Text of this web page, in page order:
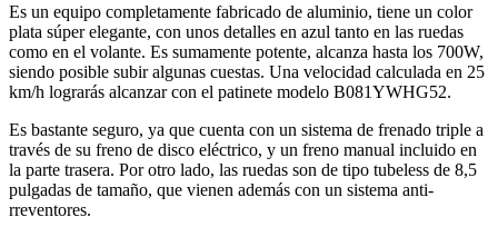
Es un equipo completamente fabricado de aluminio, tiene un color
plata súper elegante, con unos detalles en azul tanto en las ruedas
como en el volante. Es sumamente potente, alcanza hasta los 700W,
siendo posible subir algunas cuestas. Una velocidad calculada en 25
km/h lograrás alcanzar con el patinete modelo B081YWHG52.
Es bastante seguro, ya que cuenta con un sistema de frenado triple a
través de su freno de disco eléctrico, y un freno manual incluido en
la parte trasera. Por otro lado, las ruedas son de tipo tubeless de 8,5
pulgadas de tamaño, que vienen además con un sistema anti-
rreventores.